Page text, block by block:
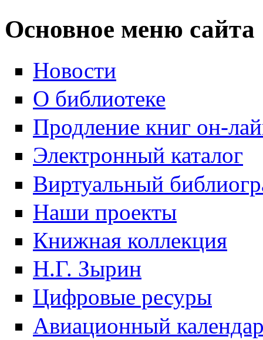
Основное меню сайта
Новости
О библиотеке
Продление книг он-
Электронный каталог
Виртуальный
Наши проекты
Книжная коллекция
Н.Г. Зырин
Цифровые ресуры
Авиационный